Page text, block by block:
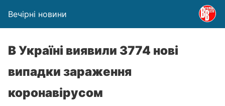
Вечірні новини
В Україні виявили 3774 нові
випадки зараження
коронавірусом